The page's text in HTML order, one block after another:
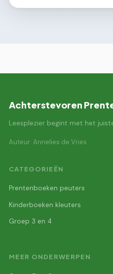
Achterstevoren
Leesplezier begint met het
Auteur: Annelies de Vries
CATEGORIEËN
Prentenboeken peuters
Kinderboeken kleuters
Groep 3 en 4
MEER ONDERWERPEN